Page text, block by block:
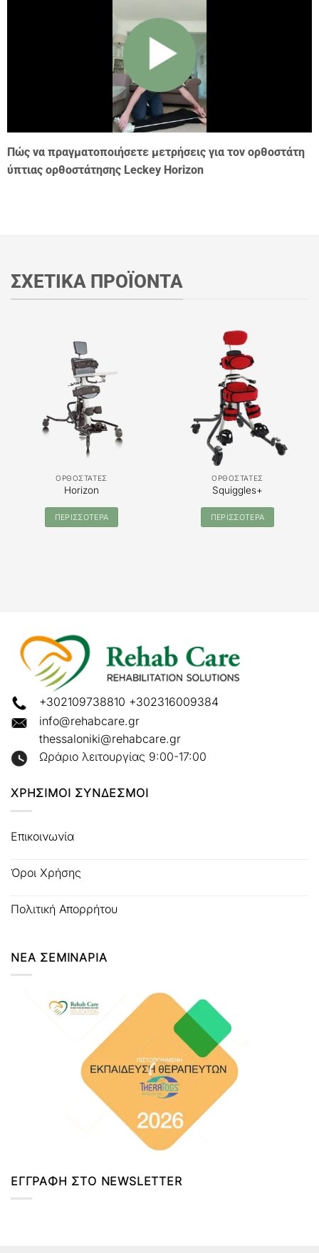
Πώς να πραγματοποιήσετε μετρήσεις για τον ορθοστάτη
ύπτιας ορθοστάτησης Leckey Horizon
ΣΧΕΤΙΚΑ ΠΡΟΪΟΝΤΑ
ΟΡΘΟΣΤΑΤΕΣ
Horizon
ΠΕΡΙΣΣΟΤΕΡΑ
ΟΡΘΟΣΤΑΤΕΣ
Squiggles+
ΠΕΡΙΣΣΟΤΕΡΑ
+302109738810 +302316009384
info@rehabcare.gr
thessaloniki@rehabcare.gr
Ωράριο λειτουργίας 9:00-17:00
ΧΡΗΣΙΜΟΙ ΣΥΝΔΕΣΜΟΙ
Επικοινωνία
Όροι Χρήσης
Πολιτική Απορρήτου
ΝΕΑ ΣΕΜΙΝΑΡΙΑ
ΕΓΓΡΑΦΗ ΣΤΟ NEWSLETTER